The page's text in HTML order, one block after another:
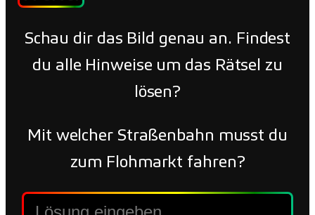
Schau dir das Bild genau an. Findest
du alle Hinweise um das Rätsel zu
lösen?
Mit welcher Straßenbahn musst du
zum Flohmarkt fahren?
Passwort